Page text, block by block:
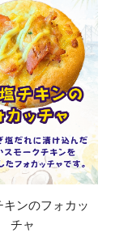
キンのフォカッ
チャ